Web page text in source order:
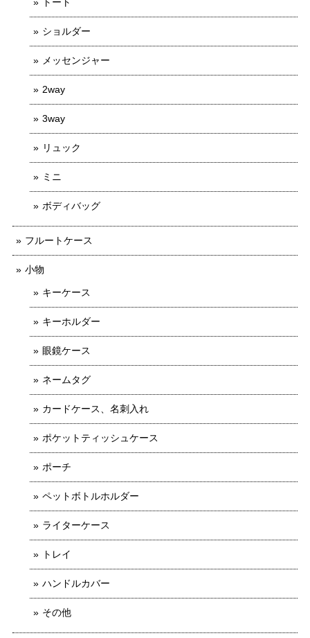
ショルダー
メッセンジャー
2way
3way
リュック
ミニ
ボディバッグ
フルートケース
小物
キーケース
キーホルダー
眼鏡ケース
ネームタグ
カードケース、名刺入れ
ポケットティッシュケース
ポーチ
ペットボトルホルダー
ライターケース
トレイ
ハンドルカバー
その他